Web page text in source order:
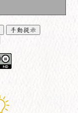
手動提示